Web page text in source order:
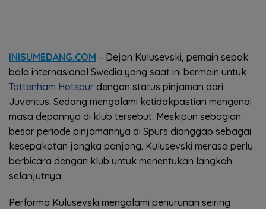
INISUMEDANG.COM – Dejan Kulusevski, pemain sepak
bola internasional Swedia yang saat ini bermain untuk
Tottenham Hotspur dengan status pinjaman dari
Juventus. Sedang mengalami ketidakpastian mengenai
masa depannya di klub tersebut. Meskipun sebagian
besar periode pinjamannya di Spurs dianggap sebagai
kesepakatan jangka panjang. Kulusevski merasa perlu
berbicara dengan klub untuk menentukan langkah
selanjutnya.
Performa Kulusevski mengalami penurunan seiring